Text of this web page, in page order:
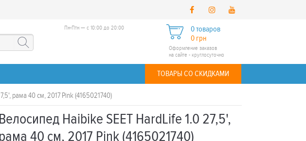
0 товаров
0 грн
Оформление заказов
на сайте - круглосуточно
Пн-Птн — с 10:00 до 20:00
ТОВАРЫ СО СКИДКАМИ
рама 40 см, 2017 Pink (4165021740)
Велосипед Haibike SEET HardLife 1.0 27,5',
рама 40 см, 2017 Pink (4165021740)